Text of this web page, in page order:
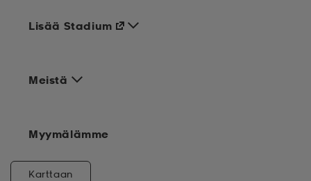
Meistä
Lisää Stadium
Myymälämme
Karttaan